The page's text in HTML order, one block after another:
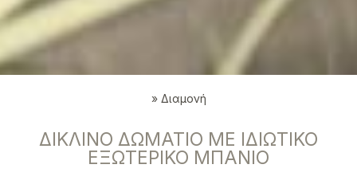
» Διαμονή
ΔΊΚΛΙΝΟ ΔΩΜΆΤΙΟ ΜΕ ΙΔΙΩΤΙΚΌ
ΕΞΩΤΕΡΙΚΌ ΜΠΆΝΙΟ